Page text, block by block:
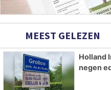
MEEST GELEZEN
Holland
negen